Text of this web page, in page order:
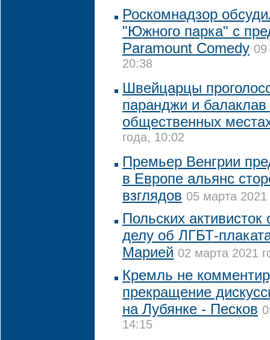
Роскомнадзор
"Южного парка" с
Paramount Comedy 09
20:38
Швейцарцы
паранджи и балаклав
общественных
года, 10:02
Премьер Венгрии
в Европе альянс
взглядов 05 марта
Польских
делу об ЛГБТ-
Марией 02 марта 2021
Кремль не
прекращение
на Лубянке - Песков
14:15